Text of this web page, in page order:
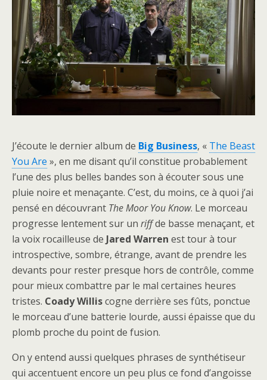
J’écoute le dernier album de Big Business, « The Beast
You Are », en me disant qu’il constitue probablement
l’une des plus belles bandes son à écouter sous une
pluie noire et menaçante. C’est, du moins, ce à quoi j’ai
pensé en découvrant The Moor You Know. Le morceau
progresse lentement sur un riffde basse menaçant, et
la voix rocailleuse de Jared Warren est tour à tour
introspective, sombre, étrange, avant de prendre les
devants pour rester presque hors de contrôle, comme
pour mieux combattre par le mal certaines heures
tristes. Coady Williscogne derrière ses fûts, ponctue
le morceau d’une batterie lourde, aussi épaisse que du
plomb proche du point de fusion.
On y entend aussi quelques phrases de synthétiseur
qui accentuent encore un peu plus ce fond d’angoisse